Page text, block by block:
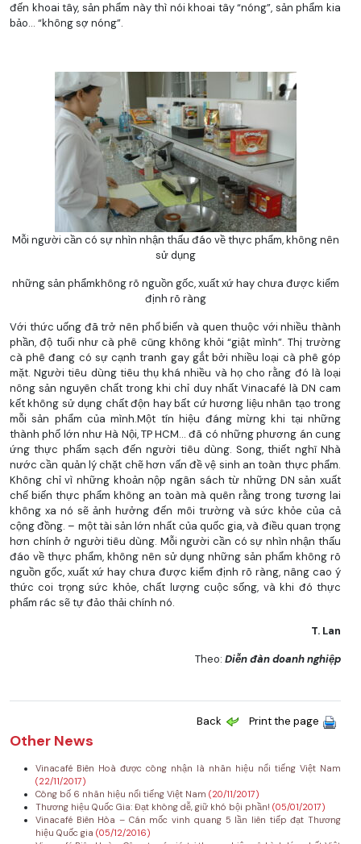
đến khoai tây, sản phẩm này thì nói khoai tây “nóng”, sản phẩm kia
bảo... “không sợ nóng”.
Mỗi người cần có sự nhìn nhận thấu đáo về thực phẩm, không nên
sử dụng
những sản phẩmkhông rõ nguồn gốc, xuất xứ hay chưa được kiểm
định rõ ràng
Với thức uống đã trở nên phổ biến và quen thuộc với nhiều thành
phần, độ tuổi như cà phê cũng không khỏi “giật mình”. Thị trường
cà phê đang có sự cạnh tranh gay gắt bởi nhiều loại cà phê góp
mặt. Người tiêu dùng tiêu thụ khá nhiều và họ cho rằng đó là loại
nông sản nguyên chất trong khi chỉ duy nhất Vinacafé là DN cam
kết không sử dụng chất độn hay bất cứ hương liệu nhân tạo trong
mỗi sản phẩm của mình.Một tín hiệu đáng mừng khi tại những
thành phố lớn như Hà Nội, TP HCM... đã có những phương án cung
ứng thực phẩm sạch đến người tiêu dùng. Song, thiết nghĩ Nhà
nước cần quản lý chặt chẽ hơn vấn đề vệ sinh an toàn thực phẩm.
Không chỉ vì những khoản nộp ngân sách từ những DN sản xuất
chế biến thực phẩm không an toàn mà quên rằng trong tương lai
không xa nó sẽ ảnh hưởng đến môi trường và sức khỏe của cả
cộng đồng. – một tài sản lớn nhất của quốc gia, và điều quan trọng
hơn chính ở người tiêu dùng. Mỗi người cần có sự nhìn nhận thấu
đáo về thực phẩm, không nên sử dụng những sản phẩm không rõ
nguồn gốc, xuất xứ hay chưa được kiểm định rõ ràng, nâng cao ý
thức coi trọng sức khỏe, chất lượng cuộc sống, và khi đó thực
phẩm rác sẽ tự đảo thải chính nó.
T. Lan
Theo: Diễn đàn doanh nghiệp
Back Print the page
Other News
Vinacafé Biên Hoà được công nhận là nhãn hiệu nổi tiếng Việt Nam
(22/11/2017)
Công bố 6 nhãn hiệu nổi tiếng Việt Nam (20/11/2017)
Thương hiệu Quốc Gia: Đạt không dễ, giữ khó bội phần! (05/01/2017)
Vinacafé Biên Hòa – Cán mốc vinh quang 5 lần liên tiếp đạt Thương
hiệu Quốc gia (05/12/2016)